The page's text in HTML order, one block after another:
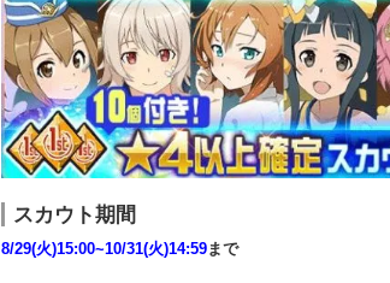
スカウト期間
8/29(火)15:00~10/31(火)14:59まで